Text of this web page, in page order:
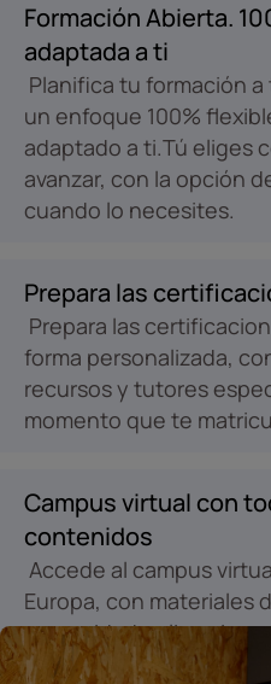
Formación Abierta.
adaptada a ti
Planifica tu formación
un enfoque 100%
adaptado a ti.Tú eliges
avanzar, con la opción
cuando lo necesites.
Prepara las
Prepara las
forma personalizada,
recursos y tutores
momento que te
Campus virtual con
contenidos
Accede al campus
Europa, con materiales
comunidad online